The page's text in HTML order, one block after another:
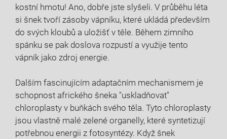
kostní hmotu! Ano, dobře jste slyšeli. V průběhu léta
si šnek tvoří zásoby vápníku, které ukládá především
do svých kloubů a uložišť v těle. Během zimního
spánku se pak doslova rozpustí a využije tento
vápník jako zdroj energie.
Dalším fascinujícím adaptačním mechanismem je
schopnost afrického šneka "uskladňovat"
chloroplasty v buňkách svého těla. Tyto chloroplasty
jsou vlastně malé zelené organelly, které syntetizují
potřebnou energii z fotosyntézy. Když šnek